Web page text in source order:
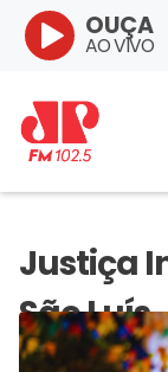
OUÇA
AO VIVO